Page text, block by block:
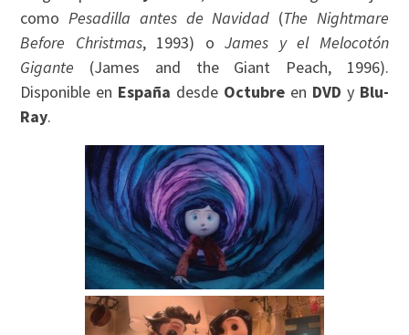
comoPesadilla antes de Navidad (The Nightmare
Before Christmas, 1993) oJames y el Melocotón
Gigante (James and the Giant Peach, 1996).
Disponible en España desde Octubre en DVD y Blu-
Ray.